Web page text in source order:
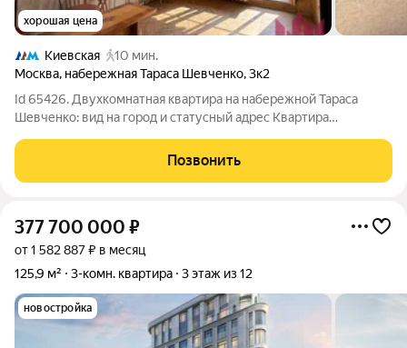
хорошая цена
Киевская
10 мин.
Москва, набережная Тараса Шевченко,3к2
Id 65426. Двухкомнатная квартира на набережной Тараса
Шевченко: вид на город и статусный адрес Квартира
поэтому здесь сохраняется спокойная атмосфера и достойное
Позвонить
377 700 000 ₽
от 1 582 887 ₽ в месяц
125,9 м²
3-комн. квартира 3 этаж из 12
новостройка